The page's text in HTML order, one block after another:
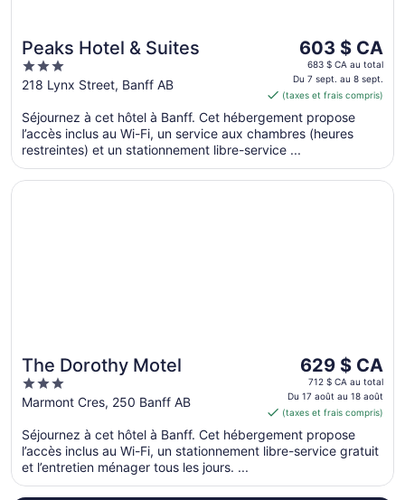
Peaks Hotel & Suites
3
out
5
218 Lynx Street, Banff AB
Le
prix
est
de 603 $ CA
par
nuit
du 7
sept.
603 $ CA
683 $ CA au total
Du 7 sept. au 8 sept.
(taxes et frais compris)
Séjournez à cet hôtel à Banff. Cet hébergement propose
l’accès inclus au Wi-Fi, un service aux chambres (heures
restreintes) et un stationnement libre-service ...
The Dorothy Motel
3
out
5
Marmont Cres, 250 Banff AB
Le
prix
est
de 629 $ CA
par
nuit
août
629 $ CA
712 $ CA au total
Du 17 août au 18 août
(taxes et frais compris)
Séjournez à cet hôtel à Banff. Cet hébergement propose
l’accès inclus au Wi-Fi, un stationnement libre-service gratuit
et l’entretien ménager tous les jours. ...
S’ouvre dans une nouvelle fenêtre
The Dorothy Motel